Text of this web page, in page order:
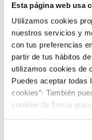
Esta página web usa
Utilizamos cookies
nuestros servicios y
con tus preferencias
partir de tus hábitos
utilizamos cookies de
Puedes aceptar todas
cookies”· También
cookies de forma
Consejo Social
talento